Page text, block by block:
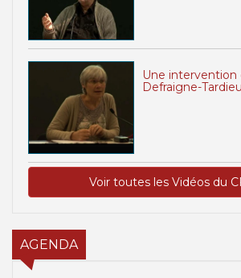
Une intervention
Defraigne-Tardieu
Voir toutes les Vidéos du
AGENDA